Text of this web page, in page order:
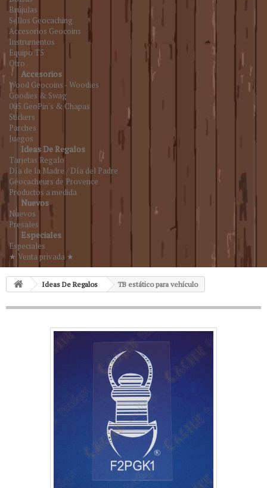
Brújulas
Sellos Geocaching
Accesorios Geocoins
Instrumentos
Equipo T5
Otro
Accesorios
Wood Geocoins - Woodies
Goodies & Swag
005.GeoPin's & Chapas
Stickers
Parches
Juegos
Ideas De Regalos
Tarjetas Regalo
Día de la Madre / Día del Padre
Géocacheurs de Provence
Productos a medida
Nuevos
Nuevos
Presales
Especiales
Especiales
★ Venta privada ★
Ideas De Regalos TB estático para vehículo